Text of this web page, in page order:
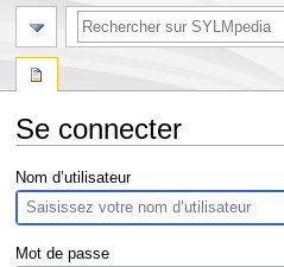
Se connecter
Aller
à
la
navigation
Aller
à
la
recherche
Nom d’utilisateur
Mot de passe